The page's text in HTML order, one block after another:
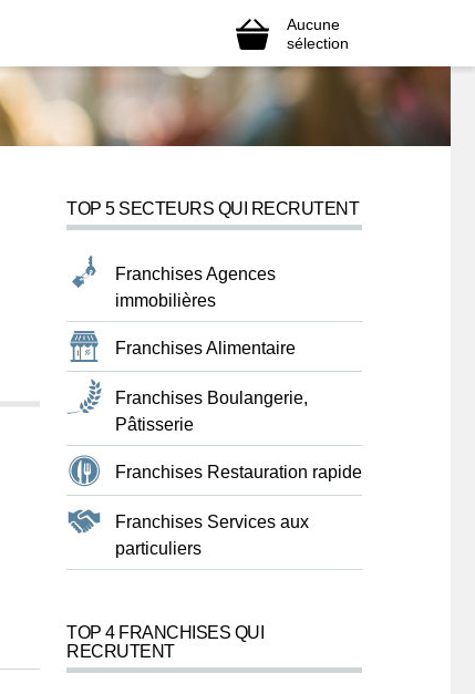
Aucune
sélection
TOP 5 SECTEURS QUI RECRUTENT
Franchises Agences
immobilières
Franchises Alimentaire
Franchises Boulangerie,
Pâtisserie
Franchises Restauration rapide
Franchises Services aux
particuliers
TOP 4 FRANCHISES QUI
RECRUTENT